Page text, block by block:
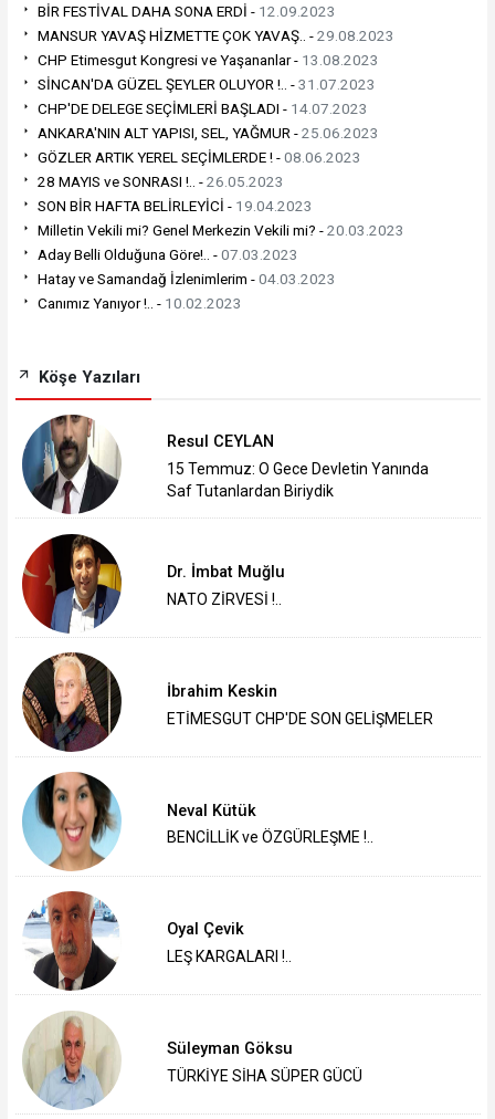
BİR FESTİVAL DAHA SONA ERDİ - 12.09.2023
MANSUR YAVAŞ HİZMETTE ÇOK YAVAŞ.. -29.08.2023
CHP Etimesgut Kongresi ve Yaşananlar - 13.08.2023
SİNCAN'DA GÜZEL ŞEYLER OLUYOR !.. -31.07.2023
CHP'DE DELEGE SEÇİMLERİ BAŞLADI - 14.07.2023
ANKARA'NIN ALT YAPISI, SEL, YAĞMUR -25.06.2023
GÖZLER ARTIK YEREL SEÇİMLERDE ! -08.06.2023
28 MAYIS ve SONRASI !.. -26.05.2023
SON BİR HAFTA BELİRLEYİCİ - 19.04.2023
Milletin Vekili mi? Genel Merkezin Vekili mi? -20.03.2023
Aday Belli Olduğuna Göre!.. -07.03.2023
Hatay ve Samandağ İzlenimlerim -04.03.2023
Canımız Yanıyor !.. - 10.02.2023
Köşe Yazıları
Resul CEYLAN
15 Temmuz: O Gece Devletin Yanında
Saf Tutanlardan Biriydik
Dr. İmbat Muğlu
NATO ZİRVESİ !..
İbrahim Keskin
ETİMESGUT CHP'DE SON GELİŞMELER
Neval Kütük
BENCİLLİK ve ÖZGÜRLEŞME !..
Oyal Çevik
LEŞ KARGALARI !..
Süleyman Göksu
TÜRKİYE SİHA SÜPER GÜCÜ